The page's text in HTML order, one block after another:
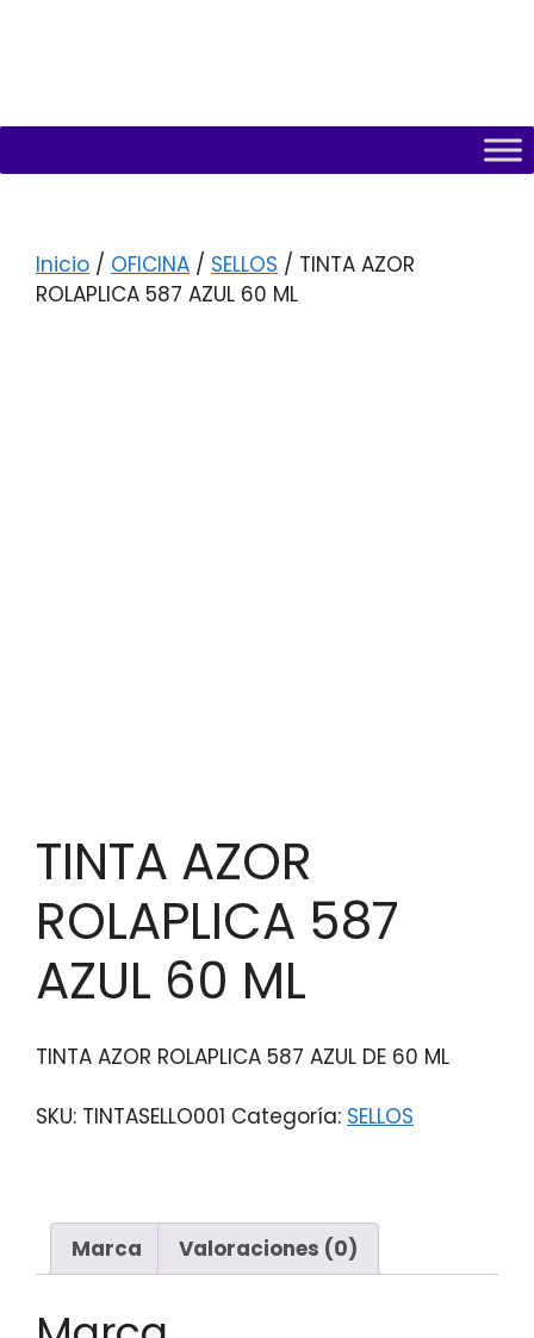
Inicio / OFICINA / SELLOS / TINTA AZOR
ROLAPLICA 587 AZUL 60 ML
TINTA AZOR
ROLAPLICA 587
AZUL 60 ML
TINTA AZOR ROLAPLICA 587 AZUL DE 60 ML
SKU: TINTASELLO001 Categoría: SELLOS
Marca Valoraciones (0)